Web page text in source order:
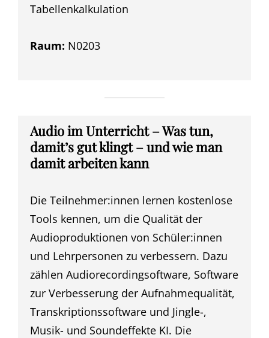
Tabellenkalkulation
Raum: N0203
Audio im Unterricht – Was tun,
damit’s gut klingt – und wie man
damit arbeiten kann
Die Teilnehmer:innen lernen kostenlose
Tools kennen, um die Qualität der
Audioproduktionen von Schüler:innen
und Lehrpersonen zu verbessern. Dazu
zählen Audiorecordingsoftware, Software
zur Verbesserung der Aufnahmequalität,
Transkriptionssoftware und Jingle-,
Musik- und Soundeffekte KI. Die